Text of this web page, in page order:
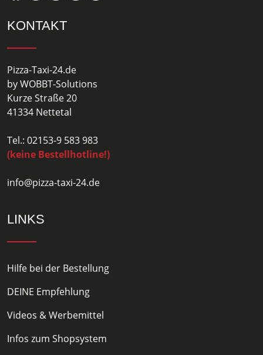
KONTAKT
Pizza-Taxi-24.de
by WOBBT-Solutions
Kurze Straße 20
41334 Nettetal
Tel.: 02153-9 583 983
(keine Bestellhotline!)
info@pizza-taxi-24.de
LINKS
Hilfe bei der Bestellung
DEINE Empfehlung
Videos & Werbemittel
Infos zum Shopsystem